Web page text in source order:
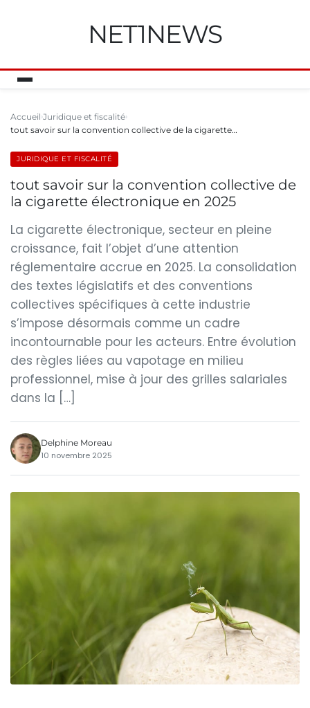
NET1NEWS
Accueil Juridique et fiscalité
tout savoir sur la convention collective de la cigarette…
JURIDIQUE ET FISCALITÉ
tout savoir sur la convention collective de
la cigarette électronique en 2025
La cigarette électronique, secteur en pleine
croissance, fait l’objet d’une attention
réglementaire accrue en 2025. La consolidation
des textes législatifs et des conventions
collectives spécifiques à cette industrie
s’impose désormais comme un cadre
incontournable pour les acteurs. Entre évolution
des règles liées au vapotage en milieu
professionnel, mise à jour des grilles salariales
dans la […]
Delphine Moreau
10 novembre 2025